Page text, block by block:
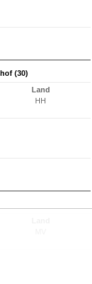
(30)
Land
HH